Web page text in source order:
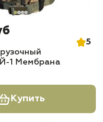
5
1 Мембрана
Купить